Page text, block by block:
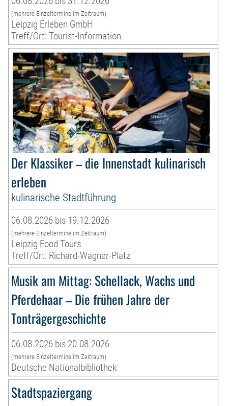
(mehrere Einzeltermine im Zeitraum)
Leipzig Erleben GmbH
Treff/Ort: Tourist-Information
Der Klassiker – die Innenstadt kulinarisch
erleben
kulinarische Stadtführung
06.08.2026 bis 19.12.2026
(mehrere Einzeltermine im Zeitraum)
Leipzig Food Tours
Treff/Ort: Richard-Wagner-Platz
Musik am Mittag: Schellack, Wachs und
Pferdehaar – Die frühen Jahre der
Tonträgergeschichte
06.08.2026 bis 20.08.2026
(mehrere Einzeltermine im Zeitraum)
Deutsche Nationalbibliothek
Stadtspaziergang